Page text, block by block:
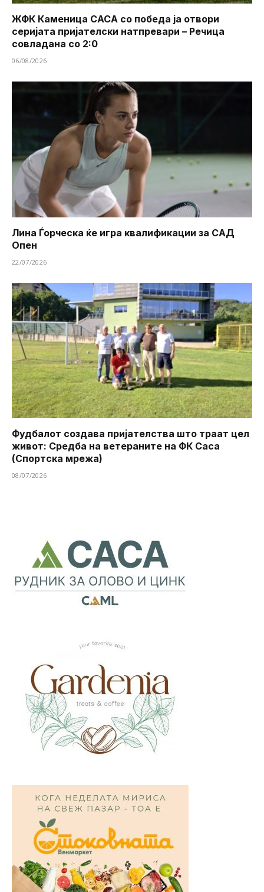
ЖФК Каменица САСА со победа ја отвори
серијата пријателски натпревари – Речица
совладана со 2:0
06/08/2026
Лина Ѓорческа ќе игра квалификации за САД
Опен
22/07/2026
Фудбалот создава пријателства што траат цел
живот: Средба на ветераните на ФК Саса
(Спортска мрежа)
08/07/2026